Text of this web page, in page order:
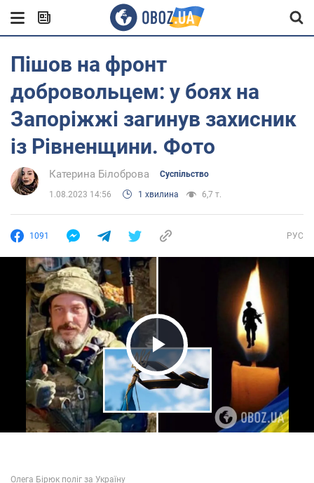
Пішов на фронт
добровольцем: у боях на
Запоріжжі загинув захисник
із Рівненщини. Фото
Катерина Білоброва Суспільство
1.08.2023 14:56 1 хвилина 6,7 т.
1091 РУС
Play Video